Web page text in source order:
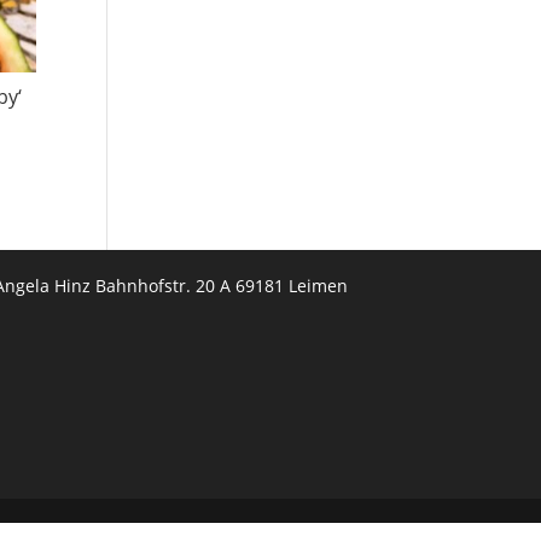
Hinz Bahnhofstr. 20 A 69181 Leimen